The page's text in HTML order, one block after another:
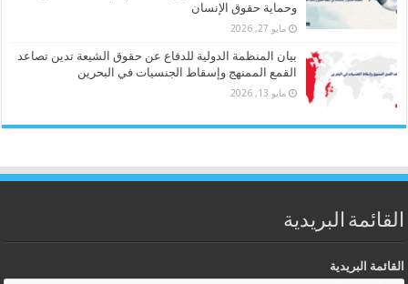
وحماية حقوق الإنسان
مايو 27, 2026
بيان المنظمة الدولية للدفاع عن حقوق الشيعة تدين تصاعد
القمع الممنهج وإسقاط الجنسيات في البحرين
مايو 13, 2026
القائمة البريدية
القائمة البريدية